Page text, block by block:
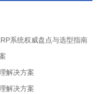
系统权威盘点与选型指南
解决方案
解决方案